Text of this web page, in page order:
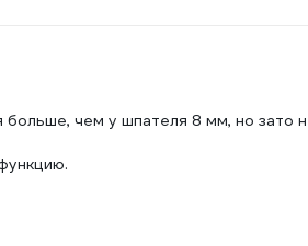
чем у шпателя 8 мм, но зато